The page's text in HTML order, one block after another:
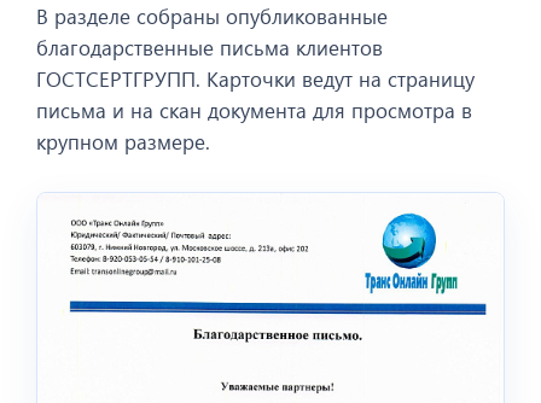
В разделе собраны опубликованные
благодарственные письма клиентов
ГОСТСЕРТГРУПП. Карточки ведут на страницу
письма и на скан документа для просмотра в
крупном размере.